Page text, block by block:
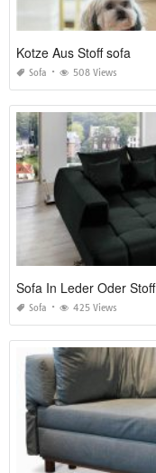
Kotze Aus Stoff sofa
Sofa 508 Views
Sofa In Leder Oder Stoff
Sofa 425 Views